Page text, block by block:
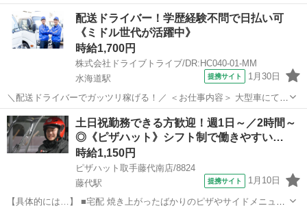
を、 美味しくお客様に召し上がっていただくために安全運転で商品を
お届けします。 ①地図で住所とルートをチェック ②オーダーシートに
記載のある商品を保温バッグに...
茨城 笠間市 友部駅 デリバリー
配送ドライバー！学歴経験不問で日払い可
《ミドル世代が活躍中》
時給1,700円
株式会社ドライブトライブ/DR:HC040-01-MM
水海道駅
提携サイト 1月30日
＼配送ドライバーでガッツリ稼げる！／ ＜お仕事内容＞ 大型車にて野
菜の配送業務。フォークリフトにて積み降ろし作業あり。 ■車種・内
容：DR:大型＋作業＋フオーク ■商品：食品 ■配送先：加工工場 ■配送
件数：2～3件 ...
茨城 常総市 水海道駅 デリバリー
土日祝勤務できる方歓迎！週1日～／2時間～
◎《ピザハット》シフト制で働きやすい…
時給1,150円
ピザハット取手藤代南店/8824
藤代駅
提携サイト 1月10日
【具体的には…】 ■宅配 焼き上がったばかりのピザやサイドメニュー